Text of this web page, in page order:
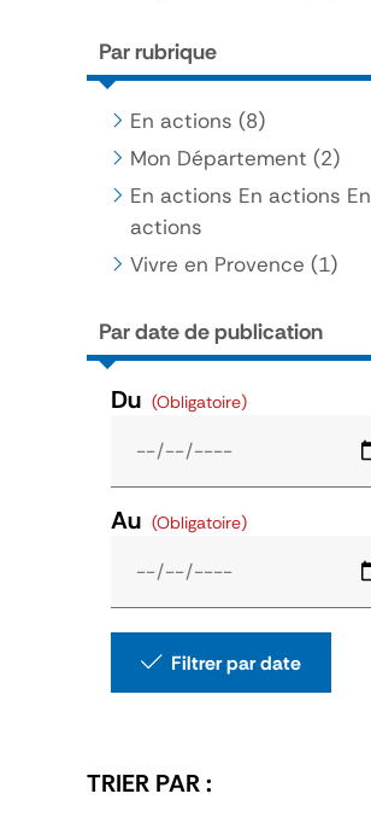
Par rubrique
En actions (8)
Mon Département (2)
En actions En actions En
actions
Vivre en Provence (1)
Par date de publication
Du (Obligatoire)
Au (Obligatoire)
Filtrer par date
TRIER PAR :